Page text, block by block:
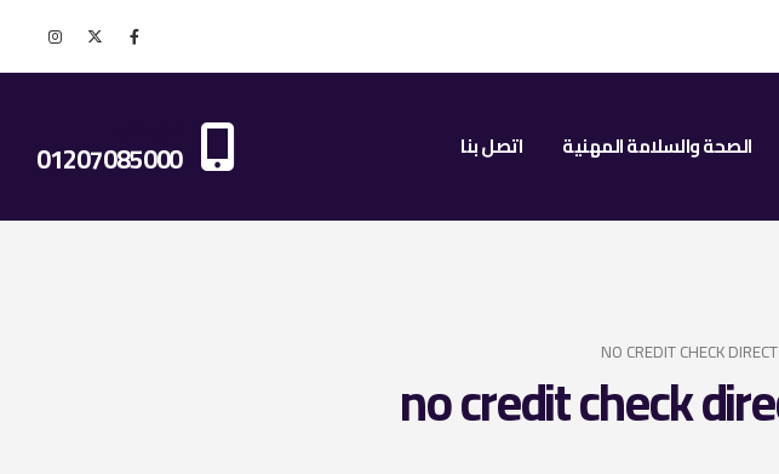
الصحة والسلامة المهنية اتصل بنا 01207085000
NO CREDIT CHECK
no credit check